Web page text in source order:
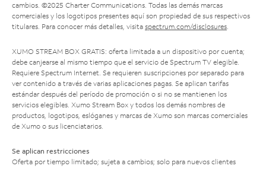
cambios. ©2025 Charter Communications. Todas las demás marcas
comerciales y los logotipos presentes aquí son propiedad de sus respectivos
titulares. Para conocer más detalles, visita spectrum.com/disclosures.
XUMO STREAM BOX GRATIS: oferta limitada a un dispositivo por cuenta;
debe canjearse al mismo tiempo que el servicio de Spectrum TV elegible.
Requiere Spectrum Internet. Se requieren suscripciones por separado para
ver contenido a través de varias aplicaciones pagas. Se aplican tarifas
estándar después del período de promoción o si no se mantienen los
servicios elegibles. Xumo Stream Box y todos los demás nombres de
productos, logotipos, eslóganes y marcas de Xumo son marcas comerciales
de Xumo o sus licenciatarios.
Se aplican restricciones
Oferta por tiempo limitado; sujeta a cambios; solo para nuevos clientes